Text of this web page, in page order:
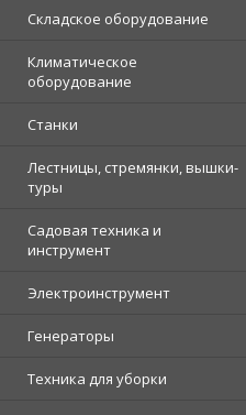
Складское оборудование
Климатическое
оборудование
Станки
Лестницы, стремянки, вышки-
туры
Садовая техника и
инструмент
Электроинструмент
Генераторы
Техника для уборки